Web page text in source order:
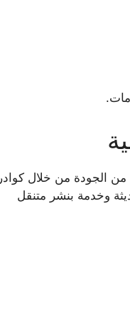
من الجودة من خلال كوادر
وخدمة بنشر متنقل